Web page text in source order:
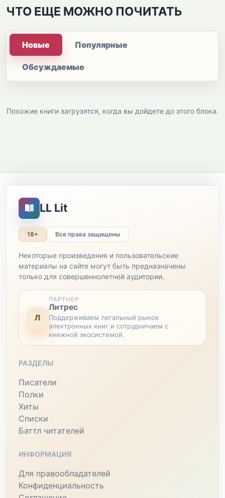
ЧТО ЕЩЕ МОЖНО ПОЧИТАТЬ
Новые Популярные
Обсуждаемые
Похожие книги загрузятся, когда вы дойдете до этого блока.
LL Lit
18+ Все права защищены
Некоторые произведения и пользовательские
материалы на сайте могут быть предназначены
только для совершеннолетней аудитории.
Л
ПАРТНЕР
Литрес
Поддерживаем легальный рынок
электронных книг и сотрудничаем с
книжной экосистемой.
РАЗДЕЛЫ
Писатели
Полки
Хиты
Списки
Баттл читателей
ИНФОРМАЦИЯ
Для правообладателей
Конфиденциальность